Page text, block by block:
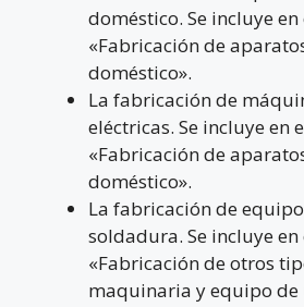
doméstico. Se incluye en
«Fabricación de
doméstico».
La fabricación de
eléctricas. Se incluye en
«Fabricación de
doméstico».
La fabricación de
soldadura. Se incluye en
«Fabricación de otros
maquinaria y equipo de